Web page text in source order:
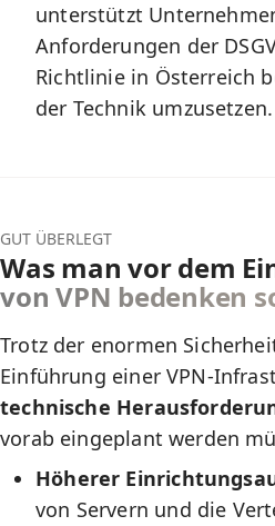
unterstützt
Anforderungen der
Richtlinie in Österreich
der Technik umzusetzen.
GUT ÜBERLEGT
Was man vor dem
von VPN bedenken
Trotz der enormen
Einführung einer VPN-
technische
vorab eingeplant werden
Höherer
von Servern und die